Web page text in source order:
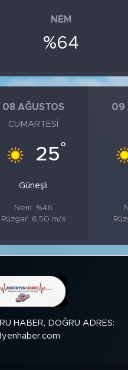
NEM
%64
08 AĞUSTOS
CUMARTESI
25°
Güneşli
Nem: %46
Rüzgar: 6.50 m/s
09
HABER, DOĞRU ADRES: